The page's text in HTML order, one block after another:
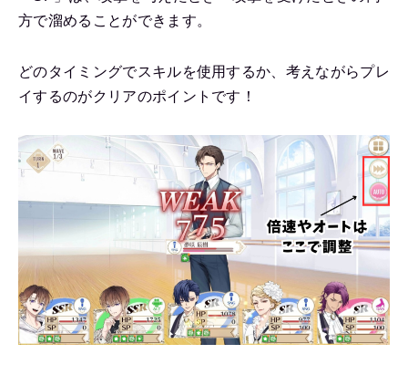
方で溜めることができます。
どのタイミングでスキルを使用するか、考えながらプレ
イするのがクリアのポイントです！